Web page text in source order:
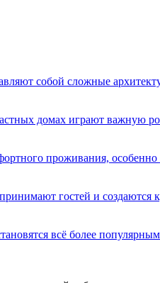
собой сложные
домах играют важную
проживания,
гостей и
всё более